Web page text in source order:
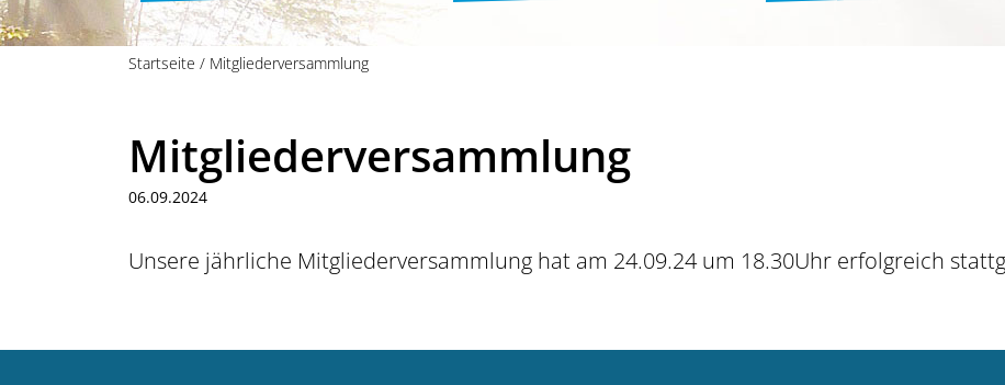
Startseite / Mitgliederversammlung
Mitgliederversammlung
06.09.2024
Unsere jährliche Mitgliederversammlung hat am 24.09.24 um 18.30Uhr erfolgreich